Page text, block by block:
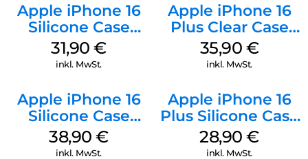
Apple iPhone 16
Silicone Case
MagSafe Fuchsia
31,90€
inkl. MwSt.
Apple iPhone 16
Plus Clear Case
MagSafe
Transparent
35,90 €
inkl. MwSt.
Apple iPhone 16
Silicone Case
MagSafe
Ultramarine
38,90€
inkl. MwSt.
Apple iPhone 16
Plus Silicone Case
MagSafe Black
28,90€
inkl. MwSt.